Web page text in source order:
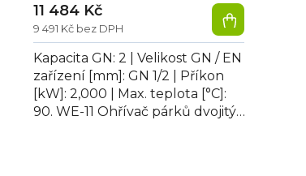
9 491 Kč bez DPH
11 484 Kč
Kapacita GN: 2 | Velikost GN / EN
zařízení [mm]: GN 1/2 | Příkon
[kW]: 2,000 | Max. teplota [°C]:
90. WE-11 Ohřívač párků dvojitý,